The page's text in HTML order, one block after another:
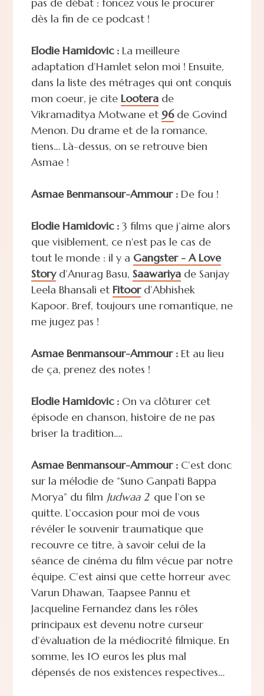
dès la fin de ce podcast !
Elodie Hamidovic :La meilleure
adaptation d’Hamlet selon moi ! Ensuite,
dans la liste des métrages qui ont conquis
mon coeur, je cite Looterade
Vikramaditya Motwane et 96de Govind
Menon. Du drame et de la romance,
tiens… Là-dessus, on se retrouve bien
Asmae !
Asmae Benmansour-Ammour :De fou !
Elodie Hamidovic :3 films que j’aime alors
que visiblement, ce n'est pas le cas de
tout le monde : il y a Gangster - A Love
Storyd’Anurag Basu, Saawariyade Sanjay
Leela Bhansali et Fitoord’Abhishek
Kapoor. Bref, toujours une romantique, ne
me jugez pas !
Asmae Benmansour-Ammour :Et au lieu
de ça, prenez des notes !
Elodie Hamidovic :On va clôturer cet
épisode en chanson, histoire de ne pas
briser la tradition….
Asmae Benmansour-Ammour :C’est donc
sur la mélodie de “Suno Ganpati Bappa
Morya” du film Judwaa 2 que l’on se
quitte. L’occasion pour moi de vous
révéler le souvenir traumatique que
recouvre ce titre, à savoir celui de la
séance de cinéma du film vécue par notre
équipe. C’est ainsi que cette horreur avec
Varun Dhawan, Taapsee Pannu et
Jacqueline Fernandez dans les rôles
principaux est devenu notre curseur
d’évaluation de la médiocrité filmique. En
somme, les 10 euros les plus mal
dépensés de nos existences respectives…